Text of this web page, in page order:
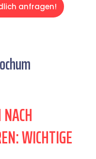
anfragen!
WICHTIGE